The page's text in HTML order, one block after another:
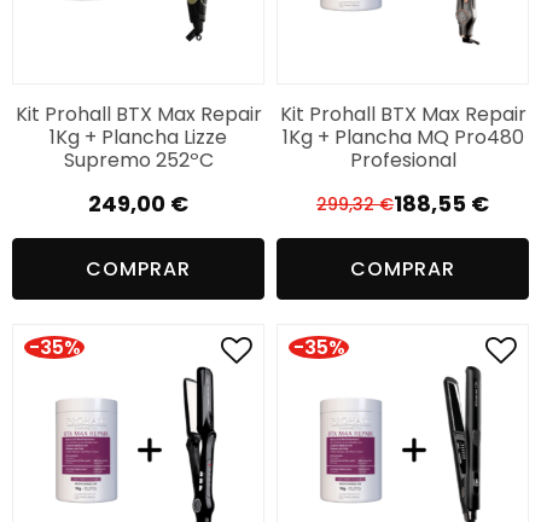
Kit Prohall BTX Max Repair
1Kg + Plancha Lizze
Supremo 252ºC
249,00 €
COMPRAR
Kit Prohall BTX Max Repair
1Kg + Plancha MQ Pro480
Profesional
299,32€ El
precio
original
era:
299,32 €.
188,55 €
El
precio
actual
es:
188,55 €.
COMPRAR
-35% -35%